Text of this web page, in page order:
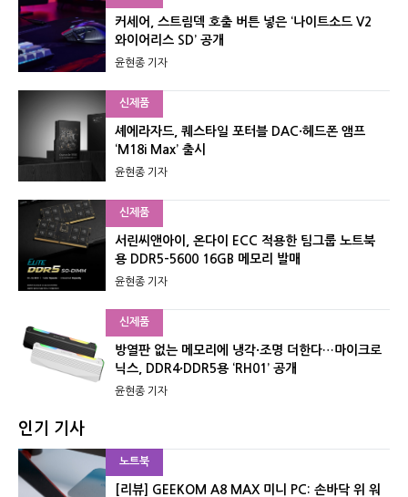
커세어, 스트림덱 호출 버튼 넣은 ‘나이트소드 V2
와이어리스 SD’ 공개
윤현종 기자
신제품
셰에라자드, 퀘스타일 포터블 DAC·헤드폰 앰프
‘M18i Max’ 출시
윤현종 기자
신제품
서린씨앤아이, 온다이 ECC 적용한 팀그룹 노트북
용 DDR5-5600 16GB 메모리 발매
윤현종 기자
신제품
방열판 없는 메모리에 냉각·조명 더한다…마이크로
닉스, DDR4·DDR5용 ‘RH01’ 공개
윤현종 기자
인기 기사
노트북
[리뷰] GEEKOM A8 MAX 미니 PC: 손바닥 위 워